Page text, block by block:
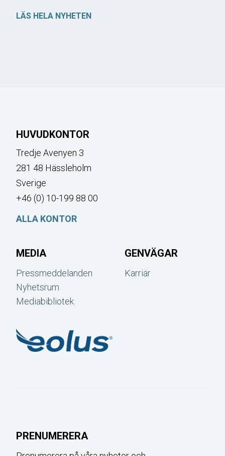
LÄS HELA NYHETEN
HUVUDKONTOR
Tredje Avenyen 3
281 48 Hässleholm
Sverige
+46 (0) 10-199 88 00
ALLA KONTOR
MEDIA
Pressmeddelanden
Nyhetsrum
Mediabibliotek
GENVÄGAR
Karriär
PRENUMERERA